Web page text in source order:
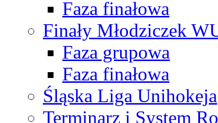
Faza finałowa
Finały Młodziczek
Faza grupowa
Faza finałowa
Śląska Liga Unihokeja
Terminarz i System